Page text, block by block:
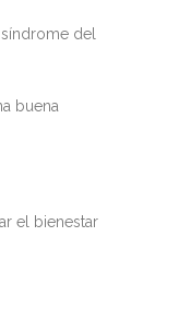
del
buena
el bienestar